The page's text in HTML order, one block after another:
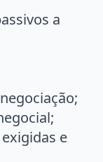
a
e